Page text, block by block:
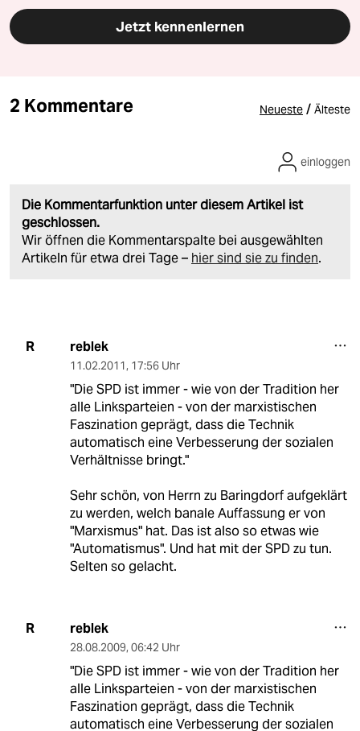
Jetzt kennenlernen
2 Kommentare Neueste / Älteste
Die Kommentarfunktion unter diesem Artikel ist
geschlossen.
Wir öffnen die Kommentarspalte bei ausgewählten
Artikeln für etwa drei Tage – hier sind sie zu finden.
einloggen
R reblek
11.02.2011, 17:56 Uhr
"Die SPD ist immer - wie von der Tradition her
alle Linksparteien - von der marxistischen
Faszination geprägt, dass die Technik
automatisch eine Verbesserung der sozialen
Verhältnisse bringt."
Sehr schön, von Herrn zu Baringdorf aufgeklärt
zu werden, welch banale Auffassung er von
"Marxismus" hat. Das ist also so etwas wie
"Automatismus". Und hat mit der SPD zu tun.
Selten so gelacht.
R reblek
28.08.2009, 06:42 Uhr
"Die SPD ist immer - wie von der Tradition her
alle Linksparteien - von der marxistischen
Faszination geprägt, dass die Technik
automatisch eine Verbesserung der sozialen